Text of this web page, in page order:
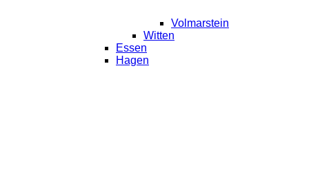
Volmarstein
Witten
Essen
Hagen